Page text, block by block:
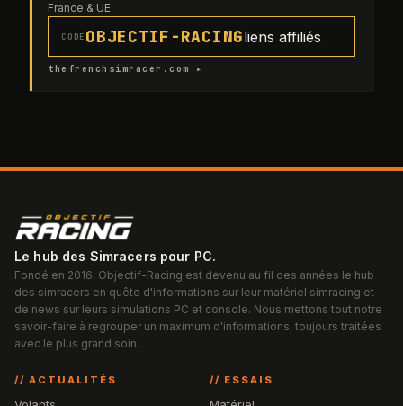
France & UE.
CODE OBJECTIF-RACINGliens affiliés
thefrenchsimracer.com ▸
Le hub des Simracers pour PC.
Fondé en 2016, Objectif-Racing est devenu au fil des années le hub
des simracers en quête d'informations sur leur matériel simracing et
de news sur leurs simulations PC et console. Nous mettons tout notre
savoir-faire à regrouper un maximum d'informations, toujours traitées
avec le plus grand soin.
// ACTUALITÉS // ESSAIS